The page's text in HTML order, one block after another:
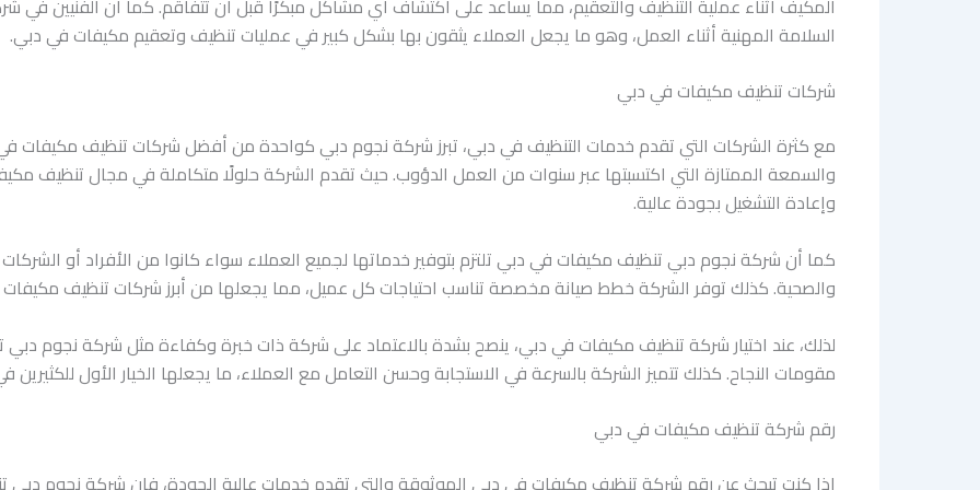
السلامة المهنية أثناء العمل، وهو ما يجعل العملاء يثقون بها بشكل كبير في عمليات تنظيف وتعقيم مكيفات في دبي.
شركات تنظيف مكيفات في دبي
مع كثرة الشركات التي تقدم خدمات التنظيف في دبي، تبرز شركة نجوم دبي كواحدة من أفضل شركات تنظيف مكيفات في
والسمعة الممتازة التي اكتسبتها عبر سنوات من العمل الدؤوب. حيث تقدم الشركة حلولًا متكاملة في مجال تنظيف
وإعادة التشغيل بجودة عالية.
كما أن شركة نجوم دبي تنظيف مكيفات في دبي تلتزم بتوفير خدماتها لجميع العملاء سواء كانوا من الأفراد أو
والصحية. كذلك توفر الشركة خطط صيانة مخصصة تناسب احتياجات كل عميل، مما يجعلها من أبرز شركات تنظيف
لذلك، عند اختيار شركة تنظيف مكيفات في دبي، ينصح بشدة بالاعتماد على شركة ذات خبرة وكفاءة مثل شركة نجوم
مقومات النجاح. كذلك تتميز الشركة بالسرعة في الاستجابة وحسن التعامل مع العملاء، ما يجعلها الخيار الأول
رقم شركة تنظيف مكيفات في دبي